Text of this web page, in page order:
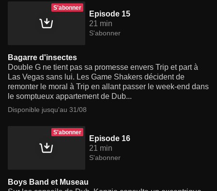
S'abonner
Episode 15
21 min
S'abonner
Bagarre d'insectes
Double G ne tient pas sa promesse envers Trip et part à
Las Vegas sans lui. Les Game Shakers décident de
remonter le moral à Trip en allant passer le week-end dans
le somptueux appartement de Dub...
Disponible jusqu'au 31/08
S'abonner
Episode 16
21 min
S'abonner
Boys Band et Museau